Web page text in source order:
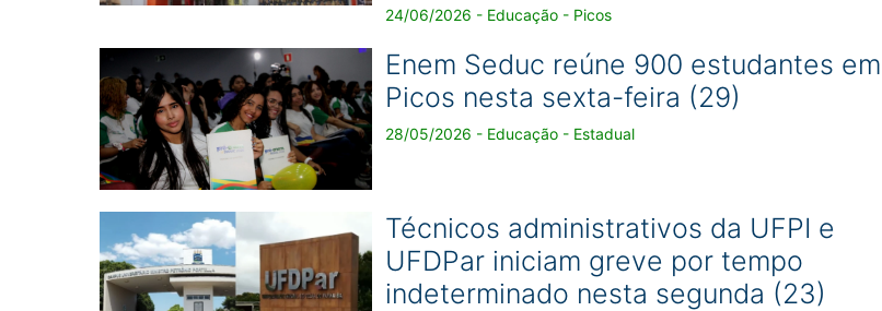
24/06/2026 - Educação - Picos
Enem Seduc reúne 900 estudantes em
Picos nesta sexta-feira (29)
28/05/2026 - Educação - Estadual
Técnicos administrativos da UFPI e
UFDPar iniciam greve por tempo
indeterminado nesta segunda (23)